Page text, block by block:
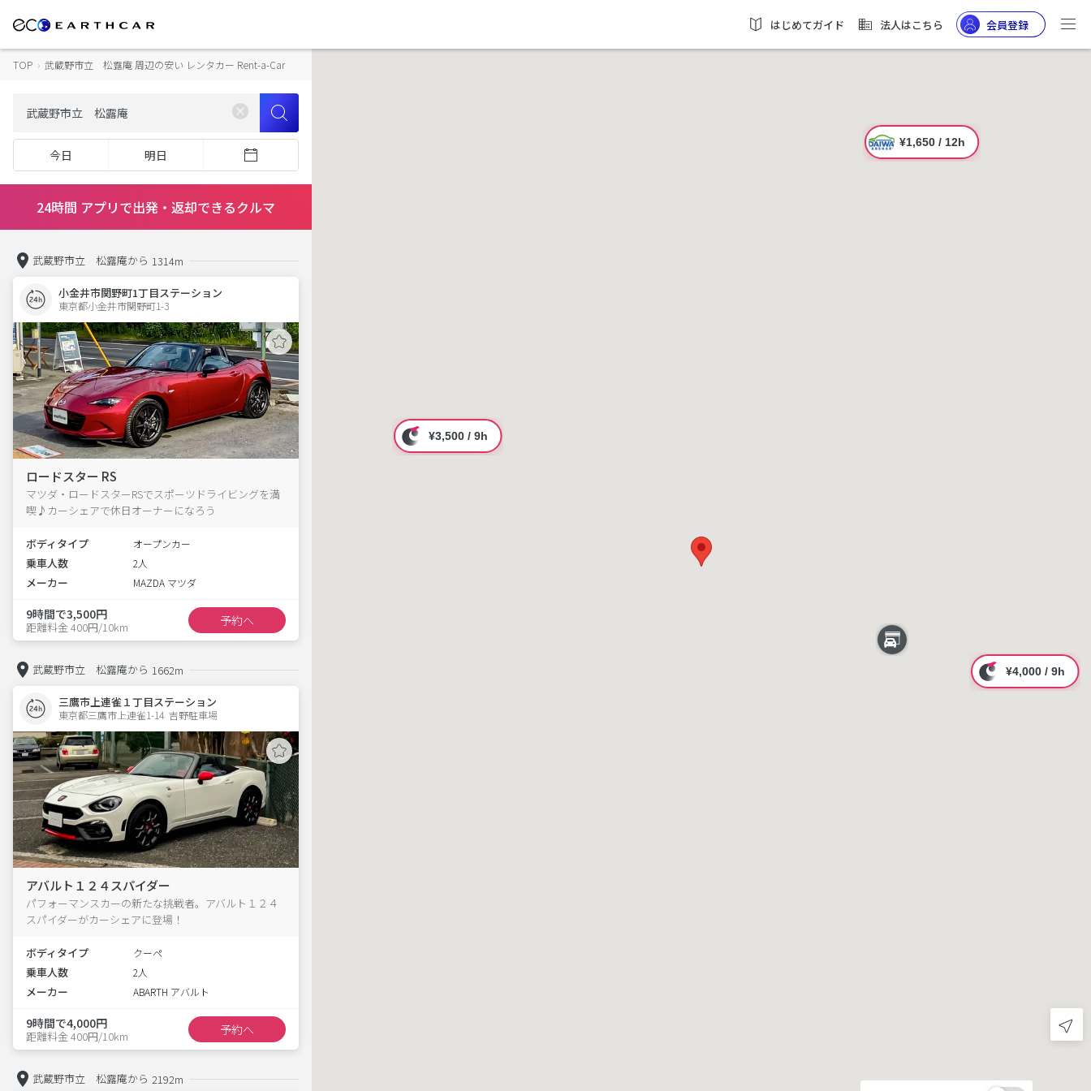
はじめてガイド 法人はこちら 会員登録
TOP › 武蔵野市立 松露庵 周辺の安い レンタカー Rent-a-Car
今日 明日
24時間 アプリで出発・返却できるクルマ
武蔵野市立 松露庵から 1314m
小金井市関野町1丁目ステーション
東京都小金井市関野町1-3
ロードスター RS
マツダ・ロードスターRSでスポーツドライビングを満
喫♪カーシェアで休日オーナーになろう
ボディタイプ オープンカー
乗車人数 2人
メーカー MAZDA マツダ
9時間で3,500円
距離料金 400円/10km 予約へ
武蔵野市立 松露庵から 1662m
三鷹市上連雀１丁目ステーション
東京都三鷹市上連雀1-14  吉野駐車場
アバルト１２４スパイダー
パフォーマンスカーの新たな挑戦者。アバルト１２４
スパイダーがカーシェアに登場！
ボディタイプ クーペ
乗車人数 2人
メーカー ABARTH アバルト
9時間で4,000円
距離料金 400円/10km 予約へ
武蔵野市立 松露庵から 2192m